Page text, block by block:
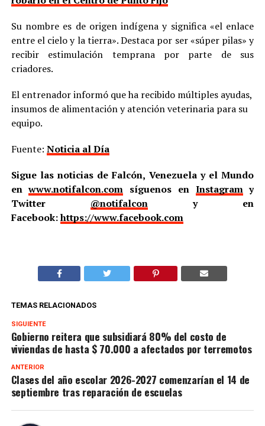
Su nombre es de origen indígena y significa «el enlace
entre el cielo y la tierra». Destaca por ser «súper pilas» y
recibir estimulación temprana por parte de sus
criadores.
El entrenador informó que ha recibido múltiples ayudas,
insumos de alimentación y atención veterinaria para su
equipo.
Fuente: Noticia al Día
Sigue las noticias de Falcón, Venezuela y el Mundo
enwww.notifalcon.com síguenos en Instagramy
Twitter @notifalcony en
Facebook:https://www.facebook.com
TEMAS RELACIONADOS
SIGUIENTE
Gobierno reitera que subsidiará 80% del costo de
viviendas de hasta $ 70.000 a afectados por terremotos
ANTERIOR
Clases del año escolar 2026-2027 comenzarían el 14 de
septiembre tras reparación de escuelas